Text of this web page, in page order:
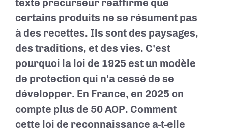
texte précurseur réaffirme que
certains produits ne se résument pas
à des recettes. Ils sont des paysages,
des traditions, et des vies. C'est
pourquoi la loi de 1925 est un modèle
de protection qui n'a cessé de se
développer. En France, en 2025 on
compte plus de 50 AOP. Comment
cette loi de reconnaissance a-t-elle